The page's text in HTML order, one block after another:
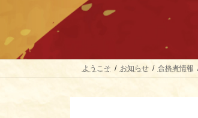
ようこそ お知らせ 合格者情報